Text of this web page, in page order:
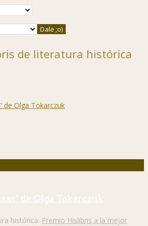
de literatura histórica
de Olga Tokarczuk
histórica: Premio Hislibris a la mejor